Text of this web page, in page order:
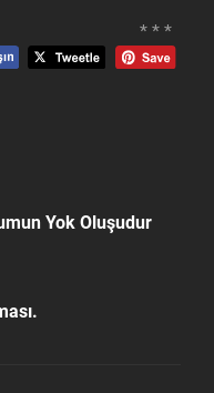
* * *
Yok Oluşudur